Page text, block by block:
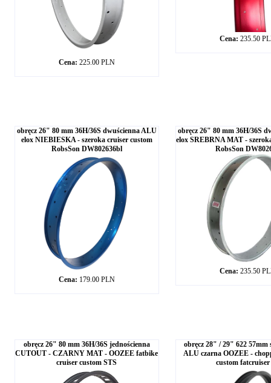
Cena: 225.00 PLN
Cena: 235.50
obręcz 26" 80 mm 36H/36S dwuścienna ALU
elox NIEBIESKA - szeroka cruiser custom
RobsSon DW802636bl
Cena: 179.00 PLN
obręcz 26" 80 mm 36H/36S
elox SREBRNA MAT -
RobsSon
Cena: 235.50
obręcz 26" 80 mm 36H/36S jednościenna
CUTOUT - CZARNY MAT - OOZEE fatbike
cruiser custom STS
obręcz 28" / 29" 622 57mm
ALU czarna OOZEE -
custom fatcruiser